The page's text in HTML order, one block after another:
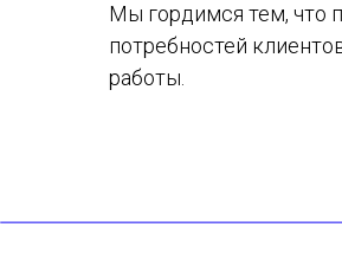
Мы гордимся тем, что
потребностей
работы.